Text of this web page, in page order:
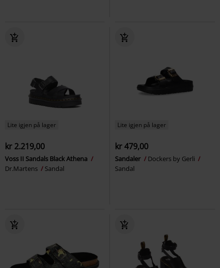
Lite igjen på lager
kr 2.219,00
Voss II Sandals Black Athena
Dr.Martens
Sandal
Lite igjen på lager
kr 479,00
Sandaler
Dockers by Gerli
Sandal